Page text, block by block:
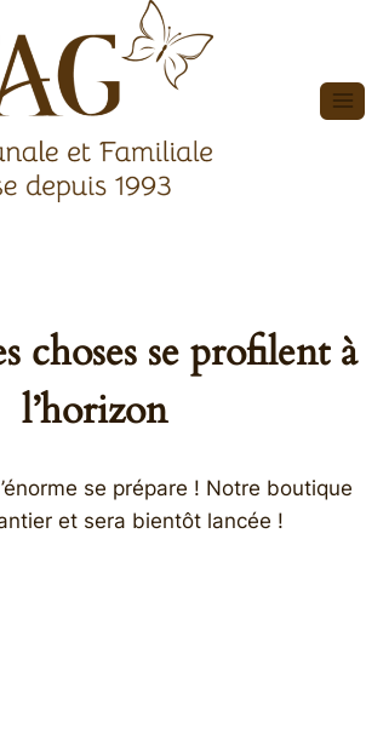
choses se profilent à
l’horizon
se prépare ! Notre boutique
et sera bientôt lancée !